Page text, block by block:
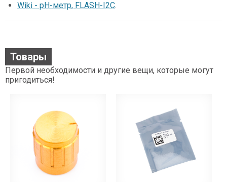
Wiki - pH-метр, FLASH-I2C.
Товары
Первой необходимости и другие вещи, которые могут
пригодиться!